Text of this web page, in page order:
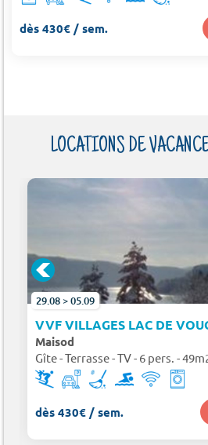
dès 430€ / sem.
LOCATIONS DE
29.08 > 05.09
VVF VILLAGES LAC DE
Maisod
Gîte - Terrasse - TV - 6 pers. -
dès 430€ / sem.